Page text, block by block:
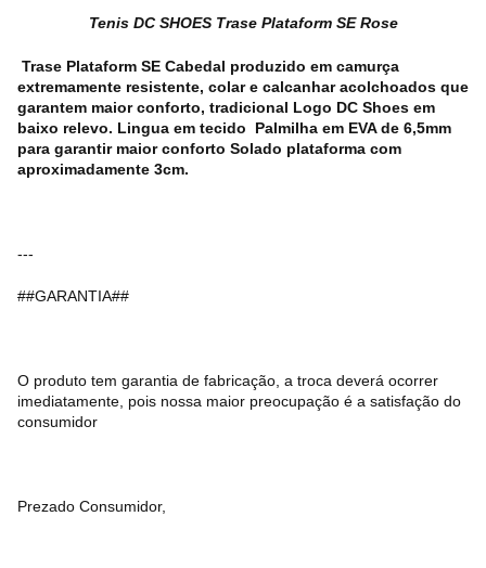
Tenis DC SHOES Trase Plataform SE Rose
Trase Plataform SE Cabedal produzido em camurça
extremamente resistente, colar e calcanhar acolchoados que
garantem maior conforto, tradicional Logo DC Shoes em
baixo relevo. Lingua em tecido Palmilha em EVA de 6,5mm
para garantir maior conforto Solado plataforma com
aproximadamente 3cm.
---
##GARANTIA##
O produto tem garantia de fabricação, a troca deverá ocorrer
imediatamente, pois nossa maior preocupação é a satisfação do
consumidor
Prezado Consumidor,